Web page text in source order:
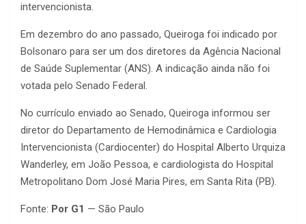
intervencionista.
Em dezembro do ano passado, Queiroga foi indicado por
Bolsonaro para ser um dos diretores da Agência Nacional
de Saúde Suplementar (ANS). A indicação ainda não foi
votada pelo Senado Federal.
No currículo enviado ao Senado, Queiroga informou ser
diretor do Departamento de Hemodinâmica e Cardiologia
Intervencionista (Cardiocenter) do Hospital Alberto Urquiza
Wanderley, em João Pessoa, e cardiologista do Hospital
Metropolitano Dom José Maria Pires, em Santa Rita (PB).
Fonte: Por G1 — São Paulo